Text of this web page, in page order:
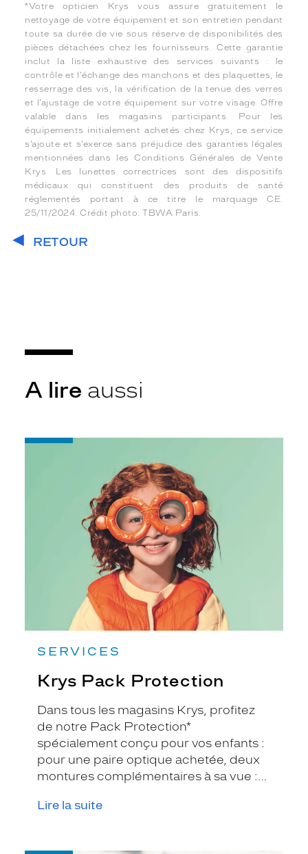
*Votre opticien Krys vous assure gratuitement le
nettoyage de votre équipement et son entretien pendant
toute sa durée de vie sous réserve de disponibilités des
pièces détachées chez les fournisseurs. Cette garantie
inclut la liste exhaustive des services suivants : le
contrôle et l'échange des manchons et des plaquettes, le
resserrage des vis, la vérification de la tenue des verres
et l’ajustage de votre équipement sur votre visage. Offre
valable dans les magasins participants. Pour les
équipements initialement achetés chez Krys, ce service
s’ajoute et s’exerce sans préjudice des garanties légales
mentionnées dans les Conditions Générales de Vente
Krys. Les lunettes correctrices sont des dispositifs
médicaux qui constituent des produits de santé
réglementés portant à ce titre le marquage CE.
25/11/2024. Crédit photo: TBWA Paris.
RETOUR
A lire aussi
SERVICES
Krys Pack Protection
Dans tous les magasins Krys, profitez
de notre Pack Protection*
spécialement conçu pour vos enfants :
pour une paire optique achetée, deux
montures complémentaires à sa vue :
extérieures et une paire anti-lumière
Lire la suite
-